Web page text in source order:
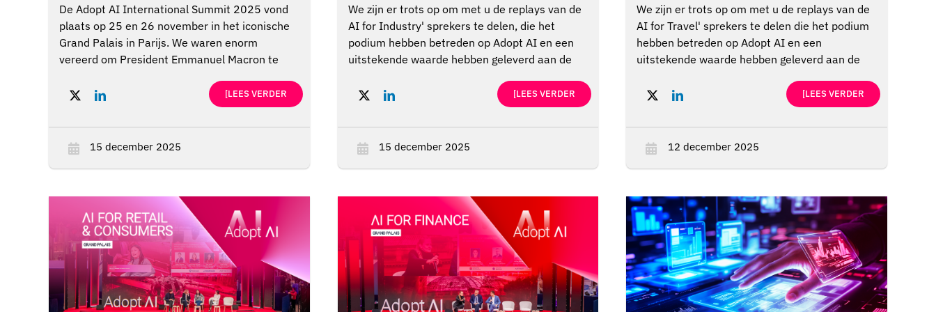
De Adopt AI International Summit 2025 vond
plaats op 25 en 26 november in het iconische
Grand Palais in Parijs. We waren enorm
vereerd om President Emmanuel Macron te
sprekers en 250 exposanten. Het evenement
trok 20.000 bezoekers naar de 7 podia van het
ecosysteem, waaronder AI for Health.
[LEES VERDER
15 december 2025
We zijn er trots op om met u de replays van de
AI for Industry' sprekers te delen, die het
podium hebben betreden op Adopt AI en een
uitstekende waarde hebben geleverd aan de
ervaringen uit de praktijk zijn van onschatbare
waarde geweest bij het inspireren van
organisaties om hun AI roadmaps vorm te
geven en te versnellen.
[LEES VERDER
15 december 2025
We zijn er trots op om met u de replays van de
AI for Travel' sprekers te delen die het podium
hebben betreden op Adopt AI en een
uitstekende waarde hebben geleverd aan de
real-world ervaring zijn van onschatbare
waarde geweest in het inspireren van
organisaties om vorm te geven en versnellen
van hun AI roadmaps.
[LEES VERDER
12 december 2025